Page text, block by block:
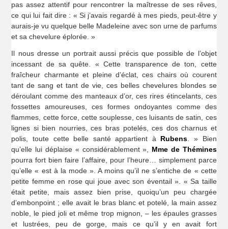
pas assez attentif pour rencontrer la maîtresse de ses rêves,
ce qui lui fait dire : « Si j’avais regardé à mes pieds, peut-être y
aurais-je vu quelque belle Madeleine avec son urne de parfums
et sa chevelure éplorée. »
Il nous dresse un portrait aussi précis que possible de l’objet
incessant de sa quête. « Cette transparence de ton, cette
fraîcheur charmante et pleine d’éclat, ces chairs où courent
tant de sang et tant de vie, ces belles chevelures blondes se
déroulant comme des manteaux d’or, ces rires étincelants, ces
fossettes amoureuses, ces formes ondoyantes comme des
flammes, cette force, cette souplesse, ces luisants de satin, ces
lignes si bien nourries, ces bras potelés, ces dos charnus et
polis, toute cette belle santé appartient à Rubens. » Bien
qu’elle lui déplaise « considérablement », Mme de Thémines
pourra fort bien faire l’affaire, pour l’heure… simplement parce
qu’elle « est à la mode ». A moins qu’il ne s’entiche de « cette
petite femme en rose qui joue avec son éventail ». « Sa taille
était petite, mais assez bien prise, quoiqu’un peu chargée
d’embonpoint ; elle avait le bras blanc et potelé, la main assez
noble, le pied joli et même trop mignon, – les épaules grasses
et lustrées, peu de gorge, mais ce qu’il y en avait fort